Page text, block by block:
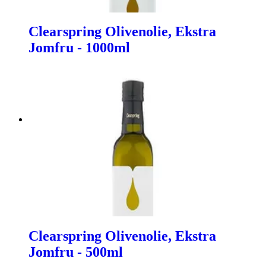
Clearspring Olivenolie, Ekstra
Jomfru - 1000ml
Clearspring Olivenolie, Ekstra
Jomfru - 500ml